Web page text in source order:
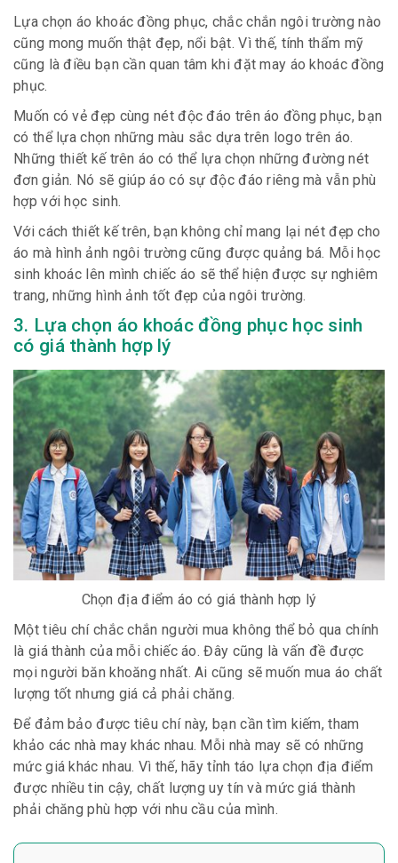
Lựa chọn áo khoác đồng phục, chắc chắn ngôi trường nào
cũng mong muốn thật đẹp, nổi bật. Vì thế, tính thẩm mỹ
cũng là điều bạn cần quan tâm khi đặt may áo khoác đồng
phục.
Muốn có vẻ đẹp cùng nét độc đáo trên áo đồng phục, bạn
có thể lựa chọn những màu sắc dựa trên logo trên áo.
Những thiết kế trên áo có thể lựa chọn những đường nét
đơn giản. Nó sẽ giúp áo có sự độc đáo riêng mà vẫn phù
hợp với học sinh.
Với cách thiết kế trên, bạn không chỉ mang lại nét đẹp cho
áo mà hình ảnh ngôi trường cũng được quảng bá. Mỗi học
sinh khoác lên mình chiếc áo sẽ thể hiện được sự nghiêm
trang, những hình ảnh tốt đẹp của ngôi trường.
3. Lựa chọn áo khoác đồng phục học sinh
có giá thành hợp lý
Chọn địa điểm áo có giá thành hợp lý
Một tiêu chí chắc chắn người mua không thể bỏ qua chính
là giá thành của mỗi chiếc áo. Đây cũng là vấn đề được
mọi người băn khoăng nhất. Ai cũng sẽ muốn mua áo chất
lượng tốt nhưng giá cả phải chăng.
Để đảm bảo được tiêu chí này, bạn cần tìm kiếm, tham
khảo các nhà may khác nhau. Mỗi nhà may sẽ có những
mức giá khác nhau. Vì thế, hãy tỉnh táo lựa chọn địa điểm
được nhiều tin cậy, chất lượng uy tín và mức giá thành
phải chăng phù hợp với nhu cầu của mình.